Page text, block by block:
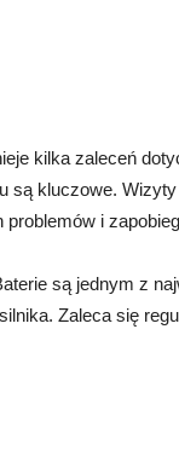
kilka zaleceń
są kluczowe.
i
są jednym z
Zaleca się